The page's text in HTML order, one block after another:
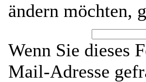
ändern möchten,
Wenn Sie dieses
Mail-Adresse